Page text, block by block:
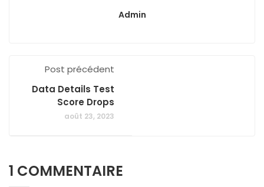
Admin
Post précédent
Data Details Test
Score Drops
août 23, 2023
1 COMMENTAIRE